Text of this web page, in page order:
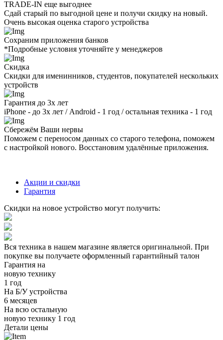
TRADE-IN еще выгоднее
Сдай старый по выгодной цене и получи скидку на новый.
Очень высокая оценка старого устройства
Сохраним приложения банков
*Подробные условия уточняйте у менеджеров
Скидка
Скидки для именинников, студентов, покупателей нескольких
устройств
Гарантия до 3х лет
iPhone - до 3х лет / Android - 1 год / остальная техника - 1 год
Сбережём Ваши нервы
Поможем с переносом данных со старого телефона, поможем
с настройкой нового. Восстановим удалённые приложения.
Акции и скидки
Гарантия
Скидки на новое устройство могут получить:
Вся техника в нашем магазине является оригинальной. При
покупке вы получаете оформленный гарантийный талон
Гарантия на
новую технику
1 год
На Б/У устройства
6 месяцев
На всю остальную
новую технику 1 год
Детали цены